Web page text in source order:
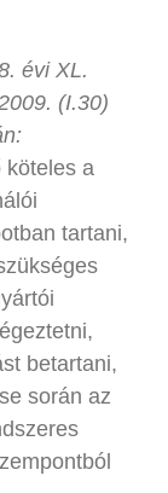
évi XL.
(I.30)
köteles a
tartani,
betartani,
során az